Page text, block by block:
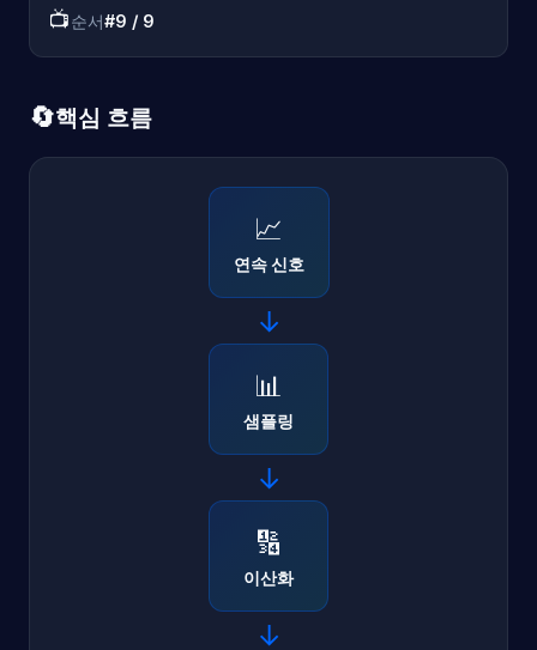
📺순서#9 / 9
🔄핵심 흐름
📈
연속 신호
→
📊
샘플링
→
🔢
이산화
→